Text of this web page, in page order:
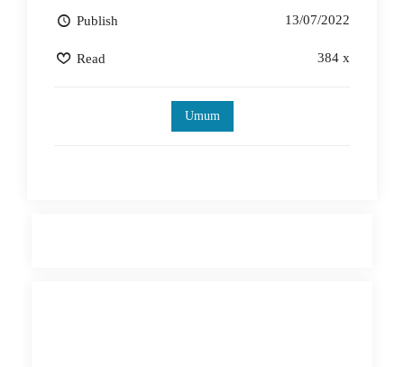
Publish 13/07/2022
Read 384 x
Umum